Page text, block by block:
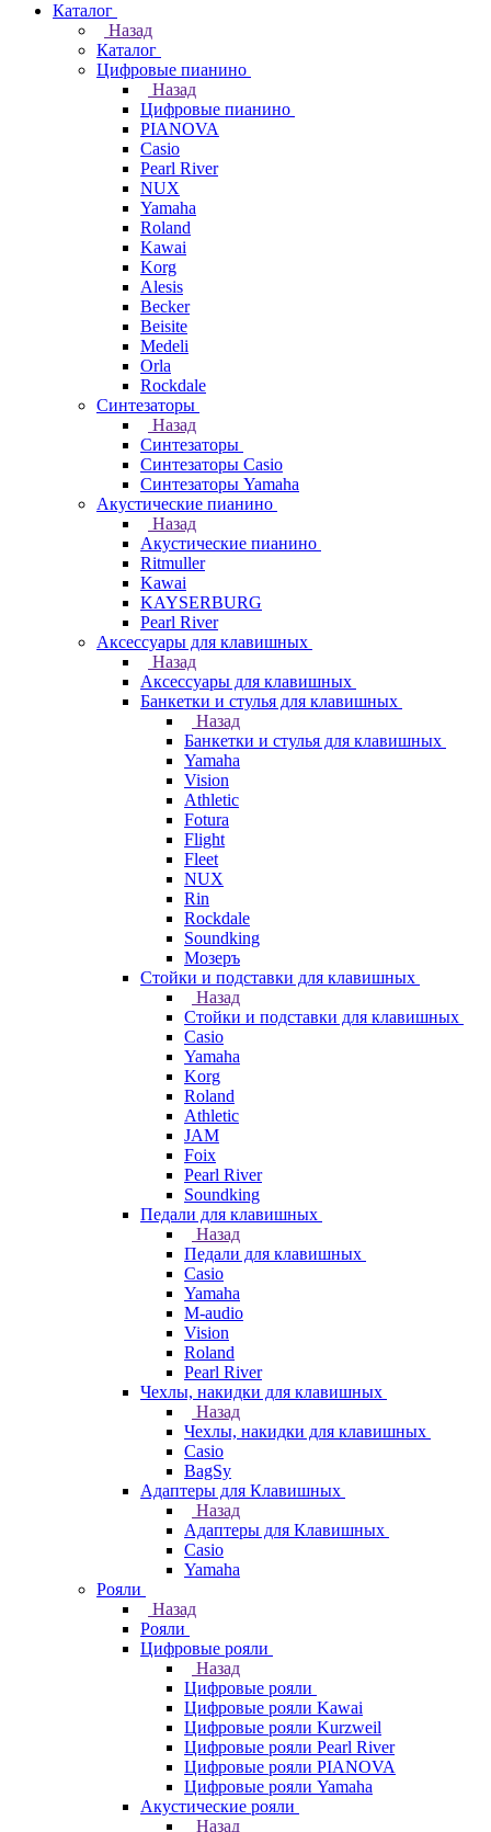
Каталог
Назад
Каталог
Цифровые пианино
Назад
Цифровые пианино
PIANOVA
Casio
Pearl River
NUX
Yamaha
Roland
Kawai
Korg
Alesis
Becker
Beisite
Medeli
Orla
Rockdale
Синтезаторы
Назад
Синтезаторы
Синтезаторы Casio
Синтезаторы Yamaha
Акустические пианино
Назад
Акустические пианино
Ritmuller
Kawai
KAYSERBURG
Pearl River
Аксессуары для клавишных
Назад
Аксессуары для клавишных
Банкетки и стулья для клавишных
Назад
Банкетки и стулья для клавишных
Yamaha
Vision
Athletic
Fotura
Flight
Fleet
NUX
Rin
Rockdale
Soundking
Мозеръ
Стойки и подставки для клавишных
Назад
Стойки и подставки для клавишных
Casio
Yamaha
Korg
Roland
Athletic
JAM
Foix
Pearl River
Soundking
Педали для клавишных
Назад
Педали для клавишных
Casio
Yamaha
M-audio
Vision
Roland
Pearl River
Чехлы, накидки для клавишных
Назад
Чехлы, накидки для клавишных
Casio
BagSy
Адаптеры для Клавишных
Назад
Адаптеры для Клавишных
Casio
Yamaha
Рояли
Назад
Рояли
Цифровые рояли
Назад
Цифровые рояли
Цифровые рояли Kawai
Цифровые рояли Kurzweil
Цифровые рояли Pearl River
Цифровые рояли PIANOVA
Цифровые рояли Yamaha
Акустические рояли
Назад